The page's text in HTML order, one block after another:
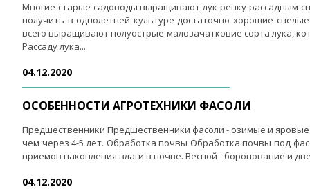
Многие старые садоводы выращивают лук-репку рассадным
получить в однолетней культуре достаточно хорошие
всего выращивают полуострые малозачатковие сорта лука,
Рассаду лука...
04.12.2020
ОСОБЕННОСТИ АГРОТЕХНИКИ ФАСОЛИ
Предшественники Предшественники фасоли - озимые и
чем через 4-5 лет. Обработка почвы Обработка почвы под
приемов накопления влаги в почве. Весной - боронование и
04.12.2020